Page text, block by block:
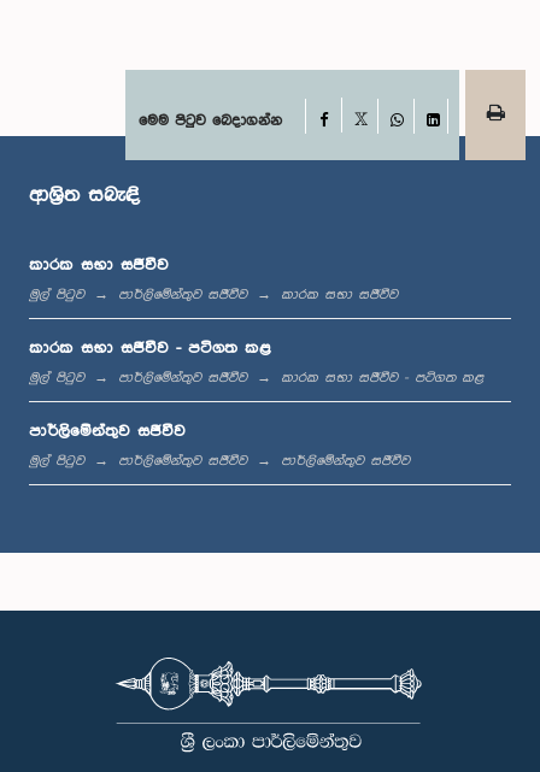
පෙ.ව. 11:48 - ප.ව. 12:05
ප.ව. 12:12 - ප.ව. 12:23
ප.ව. 12:23 - ප.ව. 12:30
ප.ව. 1:16 - ප.ව. 1:30
මෙම පිටුව බෙදාගන්න Facebook
WhatsApp
LinkedIn
ආශ්‍රිත සබැඳි
කාරක සභා සජීවීව
මුල් පිටුව පාර්ලිමේන්තුව සජීවීව කාරක සභා සජීවීව
කාරක සභා සජීවීව - පටිගත කළ
මුල් පිටුව පාර්ලිමේන්තුව සජීවීව කාරක සභා සජීවීව - පටිගත කළ
පාර්ලිමේන්තුව සජීවීව
මුල් පිටුව පාර්ලිමේන්තුව සජීවීව පාර්ලිමේන්තුව සජීවීව